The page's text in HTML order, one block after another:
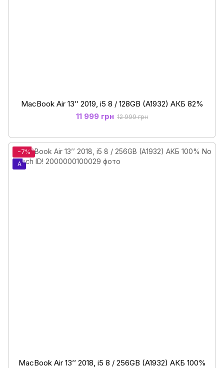
MacBook Air 13’’ 2019, i5 8 / 128GB (A1932) АКБ 82%
11 999 грн 12 999 грн
−7%
A
MacBook Air 13’’ 2018, i5 8 / 256GB (A1932) АКБ 100%